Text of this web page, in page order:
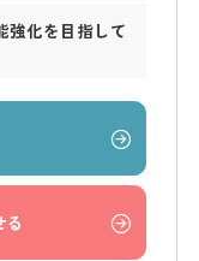
強化を目指して